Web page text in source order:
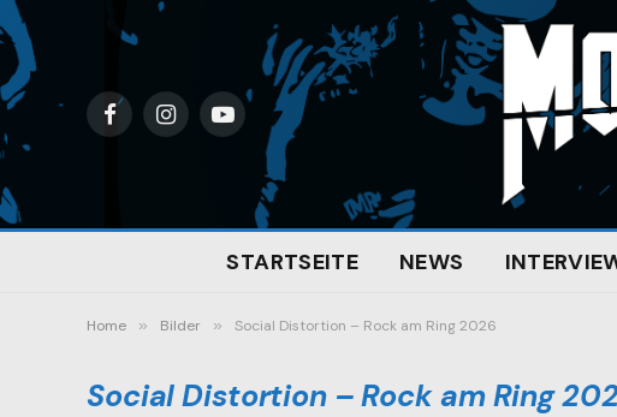
FacebookInstagramYouTube
STARTSEITE NEWS
Home » Bilder » Social Distortion – Rock am Ring 2026
Social Distortion – Rock am Ring